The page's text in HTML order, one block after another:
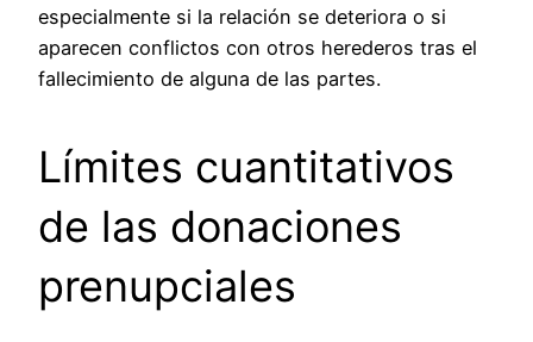
especialmente si la relación se deteriora o si
aparecen conflictos con otros herederos tras el
fallecimiento de alguna de las partes.
Límites cuantitativos
de las donaciones
prenupciales